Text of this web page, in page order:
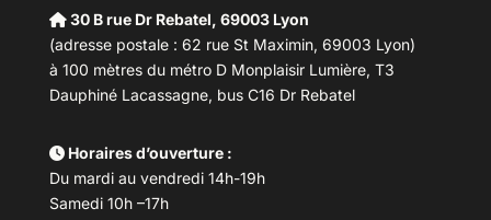
30 B rue Dr Rebatel, 69003 Lyon
(adresse postale : 62 rue St Maximin, 69003 Lyon)
à 100 mètres du métro D Monplaisir Lumière, T3
Dauphiné Lacassagne, bus C16 Dr Rebatel
Horaires d’ouverture :
Du mardi au vendredi 14h-19h
Samedi 10h –17h